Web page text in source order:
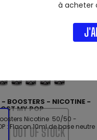
à acheter
- BOOSTERS - NICOTINE -
MY POP
Nicotine 50/50 -
: Flacon 10ml de base neutre
OUT OF STOCK